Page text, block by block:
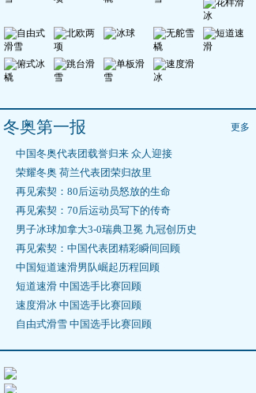
冬奥第一报 更多
中国冬奥代表团载誉归来 众人迎接
荣耀冬奥 荷兰代表团荣归故里
再见索契：80后运动员怒放的生命
再见索契：70后运动员写下的传奇
男子冰球加拿大3-0瑞典卫冕 九冠创历史
再见索契：中国代表团精彩瞬间回顾
中国短道速滑男队崛起历程回顾
短道速滑 中国选手比赛回顾
速度滑冰 中国选手比赛回顾
自由式滑雪 中国选手比赛回顾